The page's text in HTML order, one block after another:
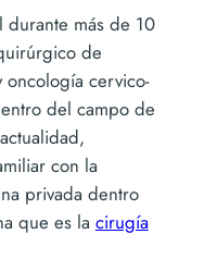
durante más de 10
de
cervico-
del campo de
con la
privada dentro
que es la cirugía